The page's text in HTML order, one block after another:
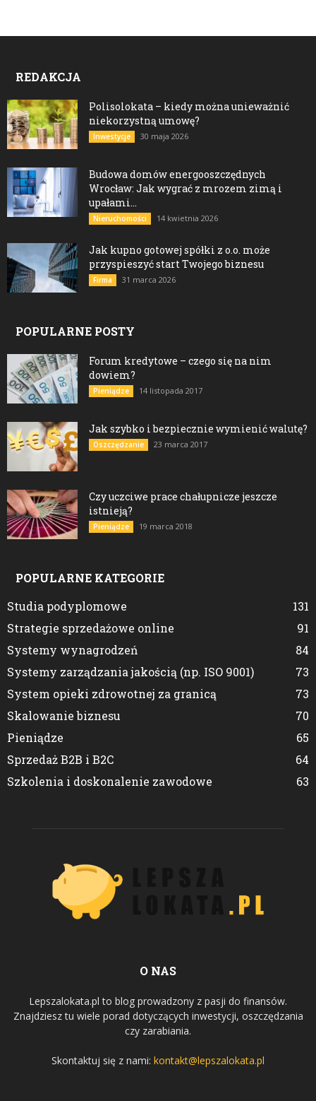
REDAKCJA
Polisolokata – kiedy można unieważnić
niekorzystną umowę?
Inwestycje 30 maja 2026
Budowa domów energooszczędnych
Wrocław: Jak wygrać z mrozem zimą i
upałami...
Nieruchomości 14 kwietnia 2026
Jak kupno gotowej spółki z o.o. może
przyspieszyć start Twojego biznesu
Firma 31 marca 2026
POPULARNE POSTY
Forum kredytowe – czego się na nim
dowiem?
Pieniądze 14 listopada 2017
Jak szybko i bezpiecznie wymienić walutę?
Oszczędzanie 23 marca 2017
Czy uczciwe prace chałupnicze jeszcze
istnieją?
Pieniądze 19 marca 2018
POPULARNE KATEGORIE
Studia podyplomowe
131
Strategie sprzedażowe online
91
Systemy wynagrodzeń
84
Systemy zarządzania jakością (np. ISO 9001)
73
System opieki zdrowotnej za granicą
73
Skalowanie biznesu
70
Pieniądze
65
Sprzedaż B2B i B2C
64
Szkolenia i doskonalenie zawodowe
63
O NAS
Lepszalokata.pl to blog prowadzony z pasji do finansów.
Znajdziesz tu wiele porad dotyczących inwestycji, oszczędzania
czy zarabiania.
Skontaktuj się z nami: kontakt@lepszalokata.pl